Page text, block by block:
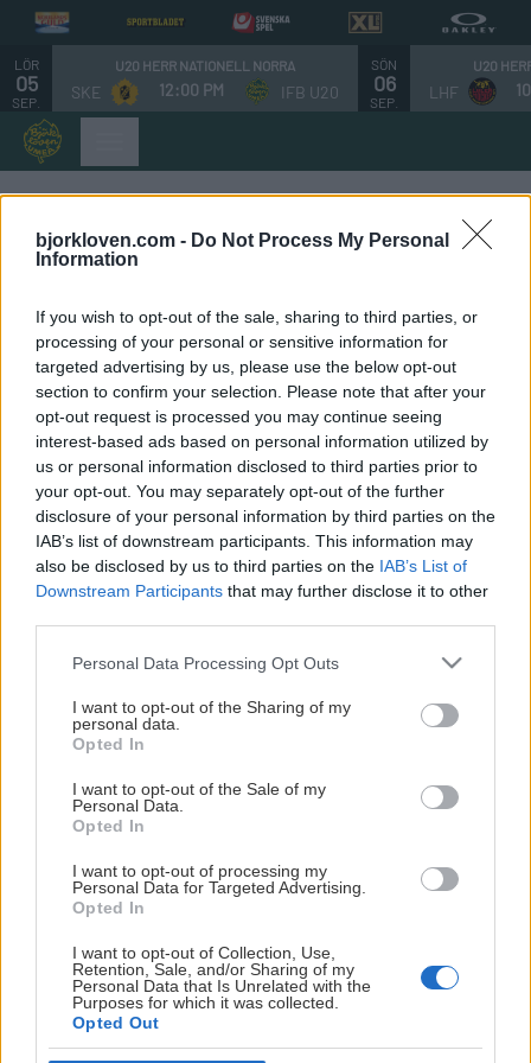
bjorkloven.com - Do Not Process My Personal
Information
If you wish to opt-out of the sale, sharing to third parties, or
processing of your personal or sensitive information for
targeted advertising by us, please use the below opt-out
section to confirm your selection. Please note that after your
opt-out request is processed you may continue seeing
interest-based ads based on personal information utilized by
us or personal information disclosed to third parties prior to
your opt-out. You may separately opt-out of the further
disclosure of your personal information by third parties on the
IAB’s list of downstream participants. This information may
also be disclosed by us to third parties on the IAB’s List of
Downstream Participants that may further disclose it to other
Please note that this website/app uses one or more Google
not limited to your visit or usage behaviour. You may click to
grant or deny consent to Google and its third-party tags to
use your data for below specified purposes in below Google
consent section.
Personal Data Processing Opt Outs
I want to opt-out of the Sharing of my
personal data.
Opted In
I want to opt-out of the Sale of my
Personal Data.
Opted In
I want to opt-out of processing my
Personal Data for Targeted Advertising.
Opted In
I want to opt-out of Collection, Use,
Retention, Sale, and/or Sharing of my
Personal Data that Is Unrelated with the
Purposes for which it was collected.
Opted Out
LÖR
05
SEP.
U20 HERR NATIONELL NORRA
SKE 12:00 PM IFB U20
SÖN
06
SEP.
U20
LHF
Björklöven AB org.nr 556694-3279, Tegsvägen 20, 90432
Umeå. Vi är angelägna om att värna om Din integritet.
Syftet med denna integritetspolicy är att förklara hur Vi
kan komma att använda information som Vi samlar in om
Dig (”Dig” / ”Du” / ”Din”), hur Du kan instruera Oss om Du
föredrar att begränsa användningen av sådan
information samt för Oss att informera Dig om de policyer
och förfaranden vi har på plats i syfte att respektera Din
integritet. En del av nu nämnd information kommer bestå
indirekt, kan identifieras genom (”Personuppgifter”).
Vänligen läs denna integritetspolicy noggrant för att
förstå hur vi hanterar dina personuppgifter.
Genom att besöka eller
användawww.bjorkloven.com
tjänster och system (”Tjänsterna”) som hänvisar till denna
integritetspolicy och för vilken Vi har meddelat Dig att Vi
samlar in och/eller behandlar dina personuppgifter,
bekräftar du att du har läst och förstått denna
integritetspolicy i sin helhet.
Webbsidan och Tjänsterna är en del av flertalet
webbsidor och tjänster hänförliga till och/eller drivna av
Visa mer
WIMT
GDPR
DOKUMENT
ÅRSREDOVISNINGAR
ÅRSSTÄMMA 2026